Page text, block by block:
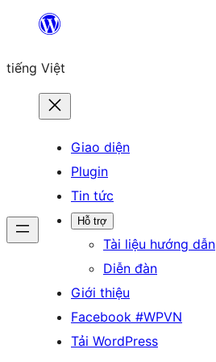
Chuyển
phần
tiếng Việt
Giao diện
Plugin
Tin tức
Hỗ trợ
Tài liệu hướng dẫn
Diễn đàn
Giới thiệu
Facebook #WPVN
Tải WordPress